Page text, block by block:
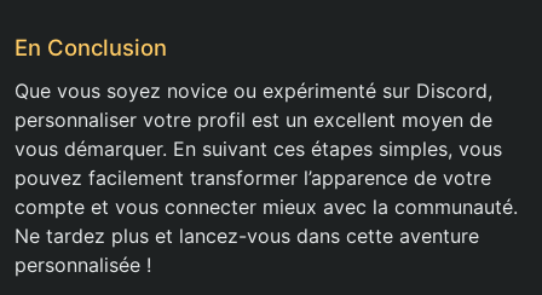
En Conclusion
Que vous soyez novice ou expérimenté sur Discord,
personnaliser votre profil est un excellent moyen de
vous démarquer. En suivant ces étapes simples, vous
pouvez facilement transformer l’apparence de votre
compte et vous connecter mieux avec la communauté.
Ne tardez plus et lancez-vous dans cette aventure
personnalisée !